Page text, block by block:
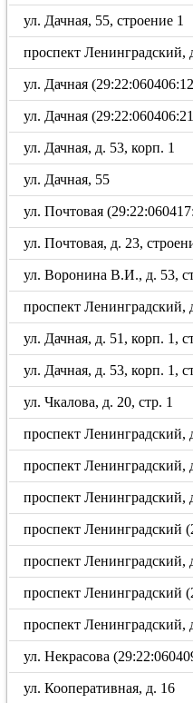
ул. Дачная, 55, строение 1
проспект Ленинградский,
ул. Дачная
ул. Дачная
ул. Дачная, д. 53, корп. 1
ул. Дачная, 55
ул. Почтовая
ул. Почтовая, д. 23,
ул. Воронина В.И., д. 53,
проспект Ленинградский,
ул. Дачная, д. 51, корп. 1,
ул. Дачная, д. 53, корп. 1,
ул. Чкалова, д. 20, стр. 1
проспект Ленинградский,
проспект Ленинградский,
проспект Ленинградский,
проспект Ленинградский
проспект Ленинградский,
проспект Ленинградский
проспект Ленинградский,
ул. Некрасова
ул. Кооперативная, д. 16